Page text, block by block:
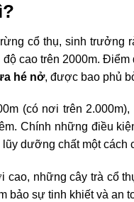
cổ thụ, sinh trưởng
độ cao trên 2000m.
hé nở, được bao phủ
(có nơi trên
Chính những điều
dưỡng chất một cách
cao, những cây trà cổ
bảo sự tinh khiết và an